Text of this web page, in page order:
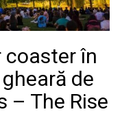
coaster în
de
– The Rise